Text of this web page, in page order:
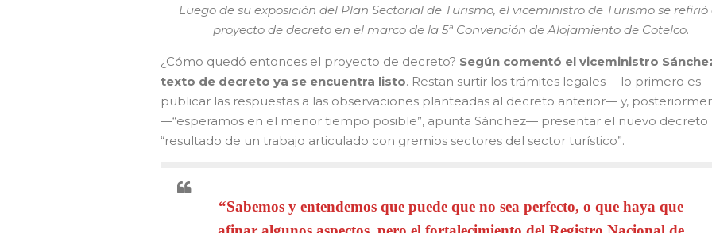
Luego de su exposición del Plan Sectorial de Turismo, el viceministro de Turismo se refirió
proyecto de decretoen el marco de la 5ª Convención de Alojamiento de Cotelco.
¿Cómo quedó entonces el proyecto de decreto? Según comentó el viceministro
texto de decreto ya se encuentra listo. Restan surtir los trámites legales —lo primero es
publicar las respuestas a las observaciones planteadas al decreto anterior— y,
—“esperamos en el menor tiempo posible”, apunta Sánchez— presentar el nuevo decreto
“resultado de un trabajo articulado con gremios sectores del sector turístico”.
“Sabemos y entendemos que puede que no sea perfecto, o que haya que